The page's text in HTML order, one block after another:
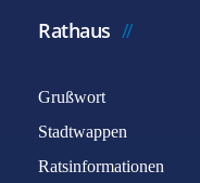
Rathaus
Grußwort
Stadtwappen
Ratsinformationen